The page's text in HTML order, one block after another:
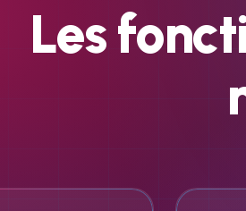
Les